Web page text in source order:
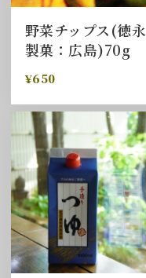
野菜チップス(徳永
製菓：広島)70g
¥650